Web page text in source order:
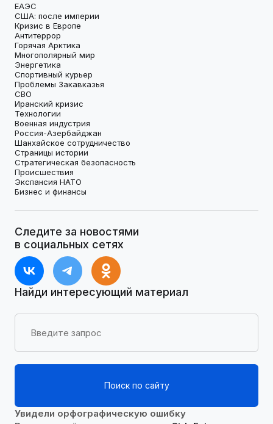
ЕАЭС
США: после империи
Кризис в Европе
Антитеррор
Горячая Арктика
Многополярный мир
Энергетика
Спортивный курьер
Проблемы Закавказья
СВО
Иранский кризис
Технологии
Военная индустрия
Россия-Азербайджан
Шанхайское сотрудничество
Страницы истории
Стратегическая безопасность
Происшествия
Экспансия НАТО
Бизнес и финансы
Следите за новостями
в социальных сетях
Найди интересующий материал
Поиск по сайту
Увидели орфографическую ошибку